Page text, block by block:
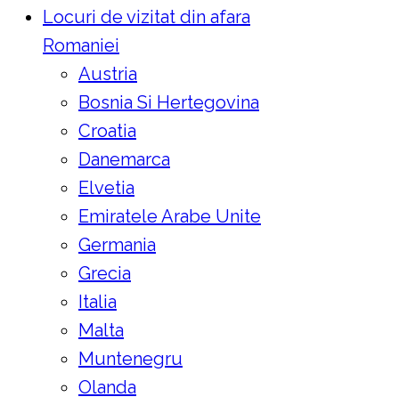
Locuri de vizitat din afara
Romaniei
Austria
Bosnia Si Hertegovina
Croatia
Danemarca
Elvetia
Emiratele Arabe Unite
Germania
Grecia
Italia
Malta
Muntenegru
Olanda